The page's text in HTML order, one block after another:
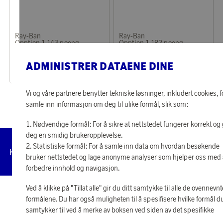
Ray-Ban
Opptjen 1 143 poeng
36 870 poeng
Ray-Ban
Opptjen 1 182 poeng
38 120 poeng
ADMINISTRER DATAENE DINE
Vi og våre partnere benytter tekniske løsninger, inkludert cookies,
samle inn informasjon om deg til ulike formål, slik som:
Nødvendige formål: For å sikre at nettstedet fungerer korrekt og
deg en smidig brukeropplevelse.
Statistiske formål: For å samle inn data om hvordan besøkende
bruker nettstedet og lage anonyme analyser som hjelper oss med
forbedre innhold og navigasjon.
Ved å klikke på "Tillat alle" gir du ditt samtykke til alle de
formålene. Du har også muligheten til å spesifisere hvilke formål
samtykker til ved å merke av boksen ved siden av det spesifikke
Kundeservice Vilkår Personvernpolicy
Administrer
cookies
© 2026 Scandinavian Airlines System-Denmark-Norway-Sweden, org.nr
902001-7720, 195 87 Stockholm